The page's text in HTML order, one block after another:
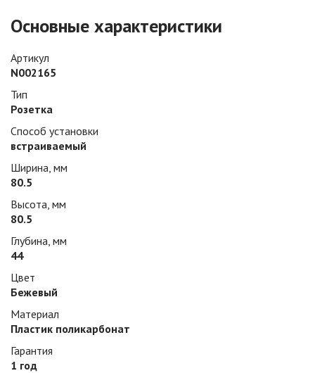
Основные характеристики
Артикул
N002165
Тип
Розетка
Способ установки
встраиваемый
Ширина, мм
80.5
Высота, мм
80.5
Глубина, мм
44
Цвет
Бежевый
Материал
Плаcтик поликарбонат
Гарантия
1 год